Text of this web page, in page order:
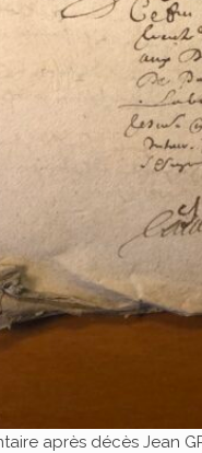
après décès Jean